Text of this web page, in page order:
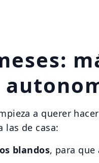
a querer
las de casa:
blandos, para que